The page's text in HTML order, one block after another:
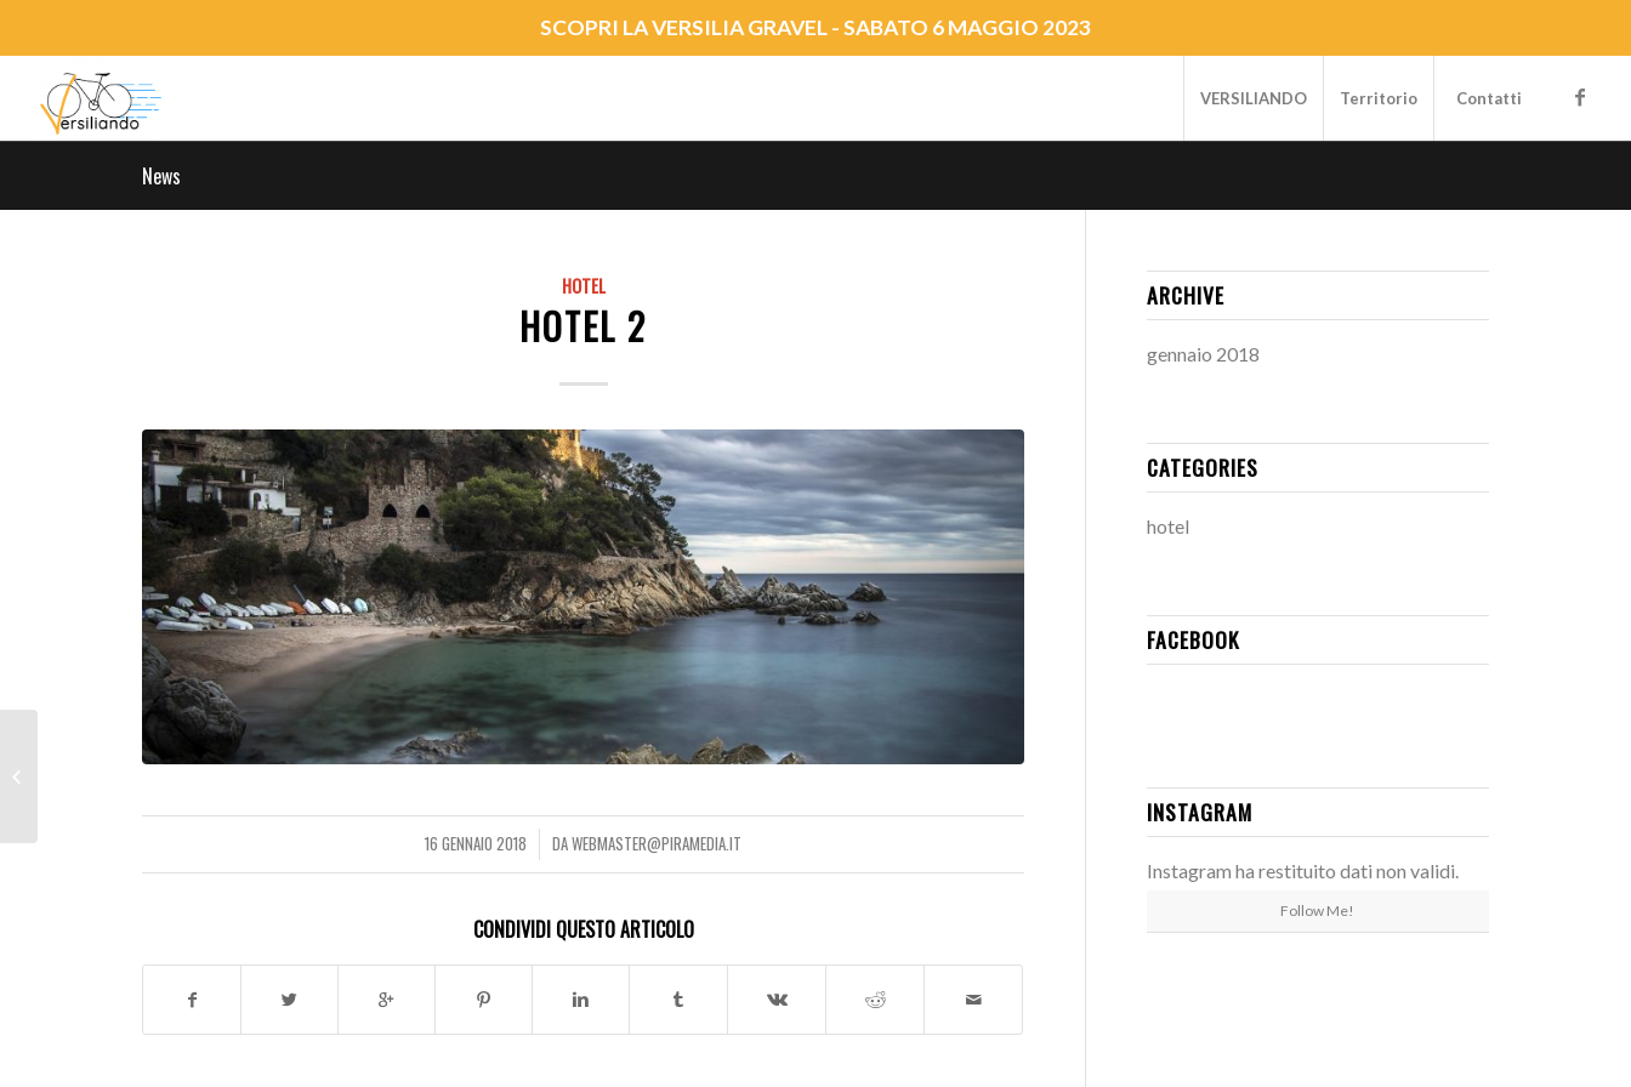
SCOPRI LA VERSILIA GRAVEL - SABATO 6 MAGGIO 2023
VERSILIANDO Territorio Contatti
News
HOTEL
HOTEL 2
16 GENNAIO 2018
/ DAWEBMASTER@PIRAMEDIA.IT
CONDIVIDI QUESTO ARTICOLO
ARCHIVE
gennaio 2018
CATEGORIES
hotel
FACEBOOK
INSTAGRAM
Instagram ha restituito dati non validi.
Follow Me!